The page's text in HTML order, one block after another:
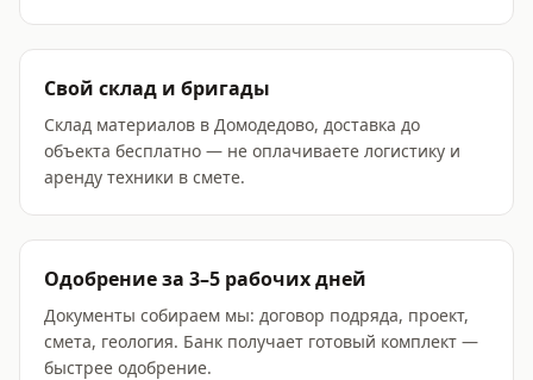
Свой склад и бригады
Склад материалов в Домодедово, доставка до
объекта бесплатно — не оплачиваете логистику и
аренду техники в смете.
Одобрение за 3–5 рабочих дней
Документы собираем мы: договор подряда, проект,
смета, геология. Банк получает готовый комплект —
быстрее одобрение.